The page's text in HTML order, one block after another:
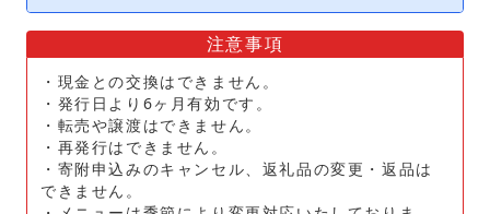
注意事項
・現金との交換はできません。
・発行日より6ヶ月有効です。
・転売や譲渡はできません。
・再発行はできません。
・寄附申込みのキャンセル、返礼品の変更・返品は
できません。